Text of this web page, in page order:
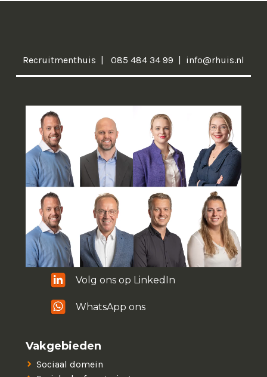
Recruitmenthuis 085 484 34 99 info@rhuis.nl
Volg ons op LinkedIn
WhatsApp ons
Vakgebieden
Sociaal domein